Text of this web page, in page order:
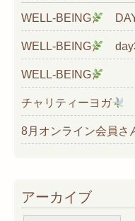
WELL-BEING
WELL-BEING
WELL-BEING
チャリティーヨガ
8月オンライン会員さ
アーカイブ